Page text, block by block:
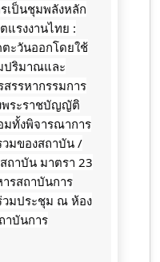
เป็นชุมพลังหลัก
แรงงานไทย :
ะวันออกโดยใช้
ปริมาณและ
รรหากรรมการ
พระราชบัญญัติ
มทั้งพิจารณาการ
มของสถาบัน /
ถาบัน มาตรา 23
รสถาบันการ
วมประชุม ณ ห้อง
าบันการ